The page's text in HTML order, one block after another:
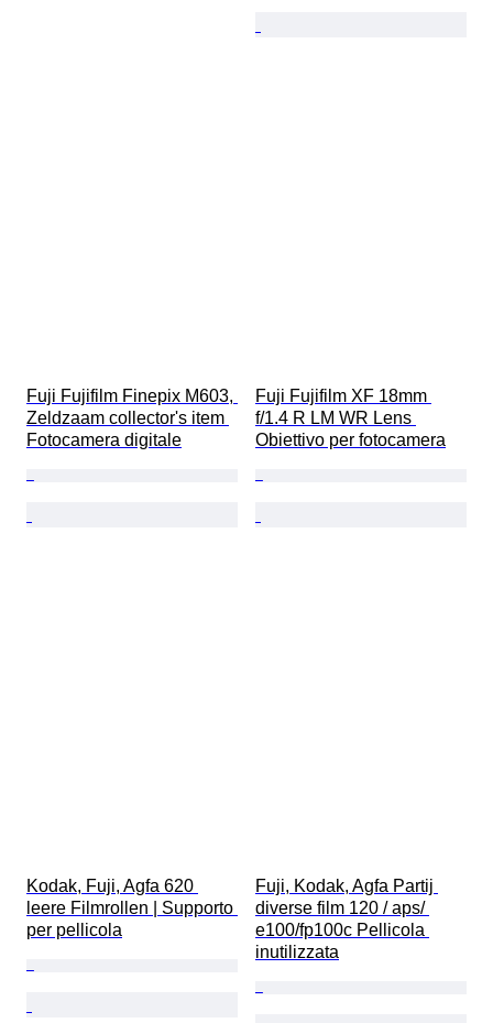
Fuji Fujifilm Finepix M603,
Zeldzaam collector's item
Fotocamera digitale
Fuji Fujifilm XF 18mm
f/1.4 R LM WR Lens
Obiettivo per fotocamera
Kodak, Fuji, Agfa 620
leere Filmrollen | Supporto
per pellicola
Fuji, Kodak, Agfa Partij
diverse film 120 / aps/
e100/fp100c Pellicola
inutilizzata